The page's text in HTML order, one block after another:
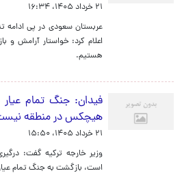
۲۱ خرداد ۱۴۰۵، ۱۶:۳۴
عربستان سعودی در پی ادامه
اعلام کرد: خواستار آرامش و
هستیم.
فیدان: جنگ تمام عیار
هیچکس در منطقه
۲۱ خرداد ۱۴۰۵، ۱۵:۵۰
وزیر خارجه ترکیه گفت:
است، بازگشت به جنگ تمام